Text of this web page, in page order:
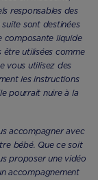
responsables des
sont destinées
composante liquide
être utilisées comme
vous utilisez des
les instructions
pourrait nuire à la
accompagner avec
bébé. Que ce soit
proposer une vidéo
accompagnement